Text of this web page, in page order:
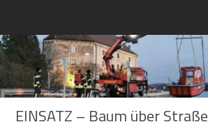
EINSATZ – Baum über Straße